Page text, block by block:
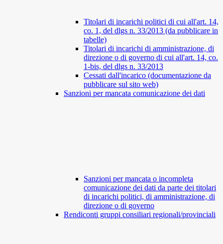
Titolari di incarichi politici di cui all'art. 14,
co. 1, del dlgs n. 33/2013 (da pubblicare in
tabelle)
Titolari di incarichi di amministrazione, di
direzione o di governo di cui all'art. 14, co.
1-bis, del dlgs n. 33/2013
Cessati dall'incarico (documentazione da
pubblicare sul sito web)
Sanzioni per mancata comunicazione dei dati
Sanzioni per mancata o incompleta
comunicazione dei dati da parte dei titolari
di incarichi politici, di amministrazione, di
direzione o di governo
Rendiconti gruppi consiliari regionali/provinciali